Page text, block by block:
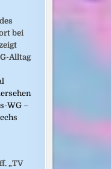
bei
Alltag
WG –
„TV